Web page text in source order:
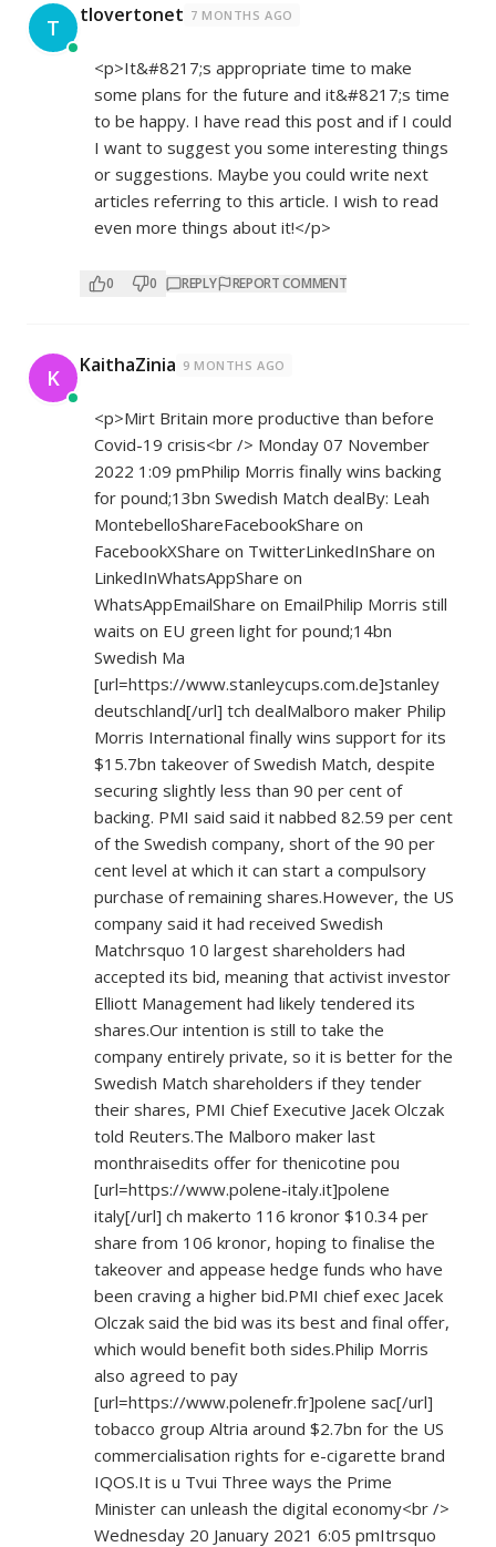
T tlovertonet 7 MONTHS AGO
<p>It&#8217;s appropriate time to make
some plans for the future and it&#8217;s time
to be happy. I have read this post and if I could
I want to suggest you some interesting things
or suggestions. Maybe you could write next
articles referring to this article. I wish to read
even more things about it!</p>
0 0 REPLY REPORT COMMENT
K KaithaZinia 9 MONTHS AGO
<p>Mirt Britain more productive than before
Covid-19 crisis<br /> Monday 07 November
2022 1:09 pmPhilip Morris finally wins backing
for pound;13bn Swedish Match dealBy: Leah
MontebelloShareFacebookShare on
FacebookXShare on TwitterLinkedInShare on
LinkedInWhatsAppShare on
WhatsAppEmailShare on EmailPhilip Morris still
waits on EU green light for pound;14bn
Swedish Ma
[url=https://www.stanleycups.com.de]stanley
deutschland[/url] tch dealMalboro maker Philip
Morris International finally wins support for its
$15.7bn takeover of Swedish Match, despite
securing slightly less than 90 per cent of
backing. PMI said said it nabbed 82.59 per cent
of the Swedish company, short of the 90 per
cent level at which it can start a compulsory
purchase of remaining shares.However, the US
company said it had received Swedish
Matchrsquo 10 largest shareholders had
accepted its bid, meaning that activist investor
Elliott Management had likely tendered its
shares.Our intention is still to take the
company entirely private, so it is better for the
Swedish Match shareholders if they tender
their shares, PMI Chief Executive Jacek Olczak
told Reuters.The Malboro maker last
monthraisedits offer for thenicotine pou
[url=https://www.polene-italy.it]polene
italy[/url] ch makerto 116 kronor $10.34 per
share from 106 kronor, hoping to finalise the
takeover and appease hedge funds who have
been craving a higher bid.PMI chief exec Jacek
Olczak said the bid was its best and final offer,
which would benefit both sides.Philip Morris
also agreed to pay
[url=https://www.polenefr.fr]polene sac[/url]
tobacco group Altria around $2.7bn for the US
commercialisation rights for e-cigarette brand
IQOS.It is u Tvui Three ways the Prime
Minister can unleash the digital economy<br />
Wednesday 20 January 2021 6:05 pmItrsquo